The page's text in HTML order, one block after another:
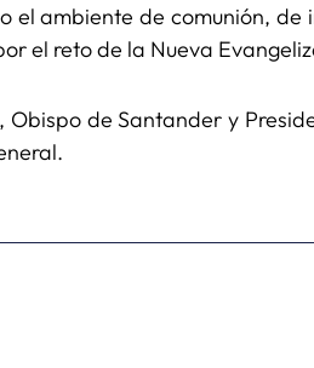
el ambiente de comunión,
el reto de la Nueva
de Santander y